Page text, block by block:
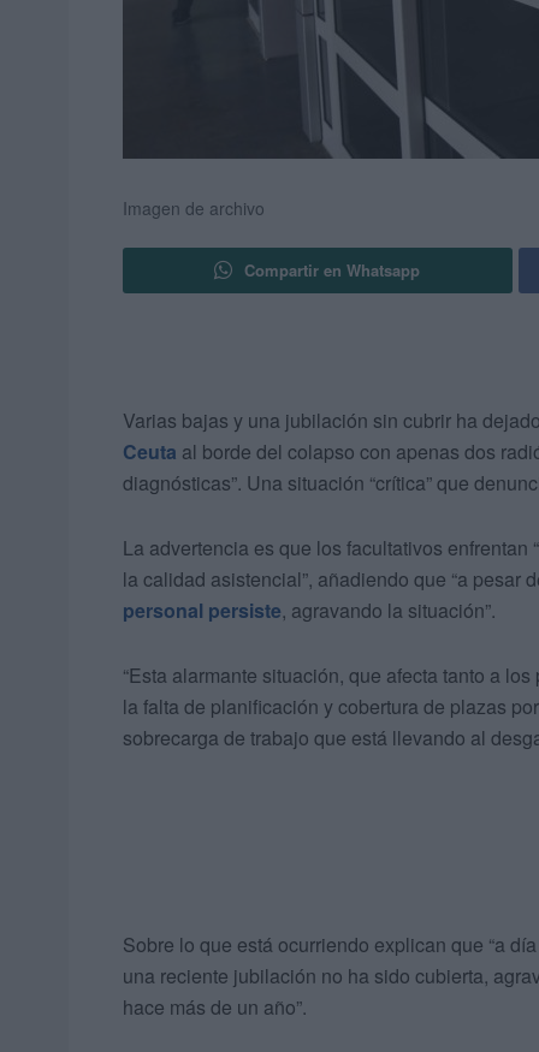
Imagen de archivo
Compartir en Whatsapp
Varias bajas y una jubilación sin cubrir ha
Ceuta al borde del colapso con apenas dos
diagnósticas”. Una situación “crítica” que
La advertencia es que los facultativos
la calidad asistencial”, añadiendo que “a pesar
personal persiste, agravando la situación”.
“Esta alarmante situación, que afecta tanto a
la falta de planificación y cobertura de plazas
sobrecarga de trabajo que está llevando al
Sobre lo que está ocurriendo explican que “a
una reciente jubilación no ha sido cubierta,
hace más de un año”.